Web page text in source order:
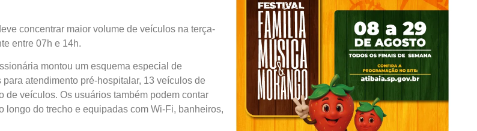
concentrar maior volume de veículos na terça-
entre 07h e 14h.
montou um esquema especial de
atendimento pré-hospitalar, 13 veículos de
veículos. Os usuários também podem contar
do trecho e equipadas com Wi-Fi, banheiros,